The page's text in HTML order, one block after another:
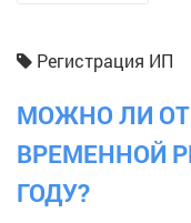
Регистрация ИП
МОЖНО ЛИ
ВРЕМЕННОЙ
ГОДУ?